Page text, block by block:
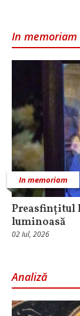
In memoriam
In memoriam
Preasfințitul
luminoasă
02 Iul, 2026
Analiză